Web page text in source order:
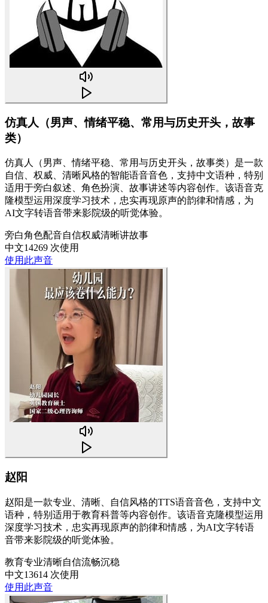
仿真人（男声、情绪平稳、常用与历史开头，故事
类）
仿真人（男声、情绪平稳、常用与历史开头，故事类）是一款
自信、权威、清晰风格的智能语音音色，支持中文语种，特别
适用于旁白叙述、角色扮演、故事讲述等内容创作。该语音克
隆模型运用深度学习技术，忠实再现原声的韵律和情感，为
AI文字转语音带来影院级的听觉体验。
旁白角色配音自信权威清晰讲故事
中文14269 次使用
使用此声音
赵阳
赵阳是一款专业、清晰、自信风格的TTS语音音色，支持中文
语种，特别适用于教育科普等内容创作。该语音克隆模型运用
深度学习技术，忠实再现原声的韵律和情感，为AI文字转语
音带来影院级的听觉体验。
教育专业清晰自信流畅沉稳
中文13614 次使用
使用此声音